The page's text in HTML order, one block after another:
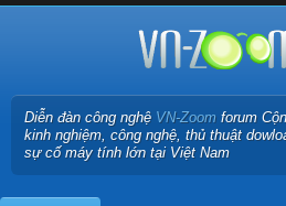
Diễn đàn công nghệ VN-Zoom forum
kinh nghiệm, công nghệ, thủ thuật
sự cố máy tính lớn tại Việt Nam